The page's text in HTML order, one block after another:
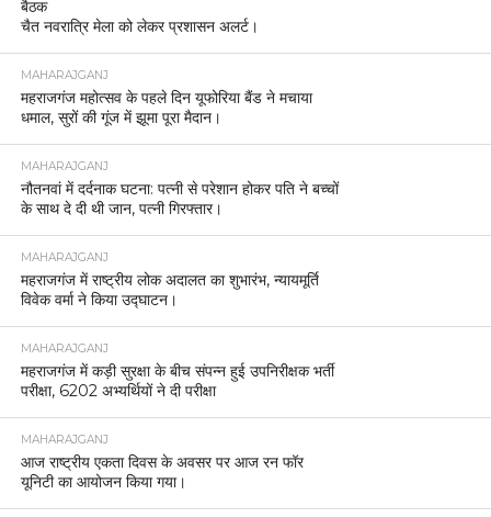
बैठक
चैत नवरात्रि मेला को लेकर प्रशासन अलर्ट।
MAHARAJGANJ
महराजगंज महोत्सव के पहले दिन यूफोरिया बैंड ने मचाया
धमाल, सुरों की गूंज में झूमा पूरा मैदान।
MAHARAJGANJ
नौतनवां में दर्दनाक घटना: पत्नी से परेशान होकर पति ने बच्चों
के साथ दे दी थी जान, पत्नी गिरफ्तार।
MAHARAJGANJ
महराजगंज में राष्ट्रीय लोक अदालत का शुभारंभ, न्यायमूर्ति
विवेक वर्मा ने किया उद्घाटन।
MAHARAJGANJ
महराजगंज में कड़ी सुरक्षा के बीच संपन्न हुई उपनिरीक्षक भर्ती
परीक्षा, 6202 अभ्यर्थियों ने दी परीक्षा
MAHARAJGANJ
आज राष्ट्रीय एकता दिवस के अवसर पर आज रन फॉर
यूनिटी का आयोजन किया गया।